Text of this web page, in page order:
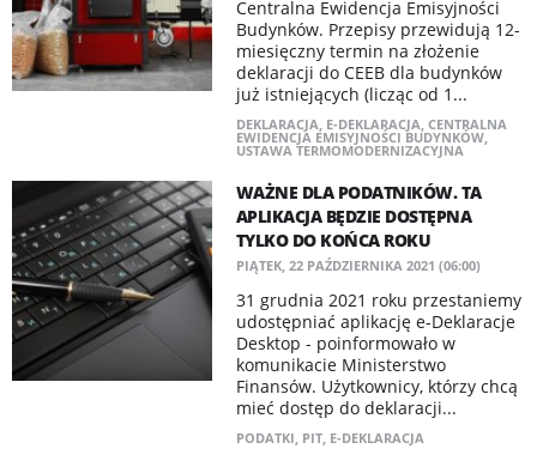
Centralna Ewidencja Emisyjności
Budynków. Przepisy przewidują 12-
miesięczny termin na złożenie
deklaracji do CEEB dla budynków
już istniejących (licząc od 1...
DEKLARACJA, E-DEKLARACJA, CENTRALNA
EWIDENCJA EMISYJNOŚCI BUDYNKÓW,
USTAWA TERMOMODERNIZACYJNA
WAŻNE DLA PODATNIKÓW. TA
APLIKACJA BĘDZIE DOSTĘPNA
TYLKO DO KOŃCA ROKU
PIĄTEK, 22 PAŹDZIERNIKA 2021 (06:00)
31 grudnia 2021 roku przestaniemy
udostępniać aplikację e-Deklaracje
Desktop - poinformowało w
komunikacie Ministerstwo
Finansów. Użytkownicy, którzy chcą
mieć dostęp do deklaracji...
PODATKI, PIT, E-DEKLARACJA